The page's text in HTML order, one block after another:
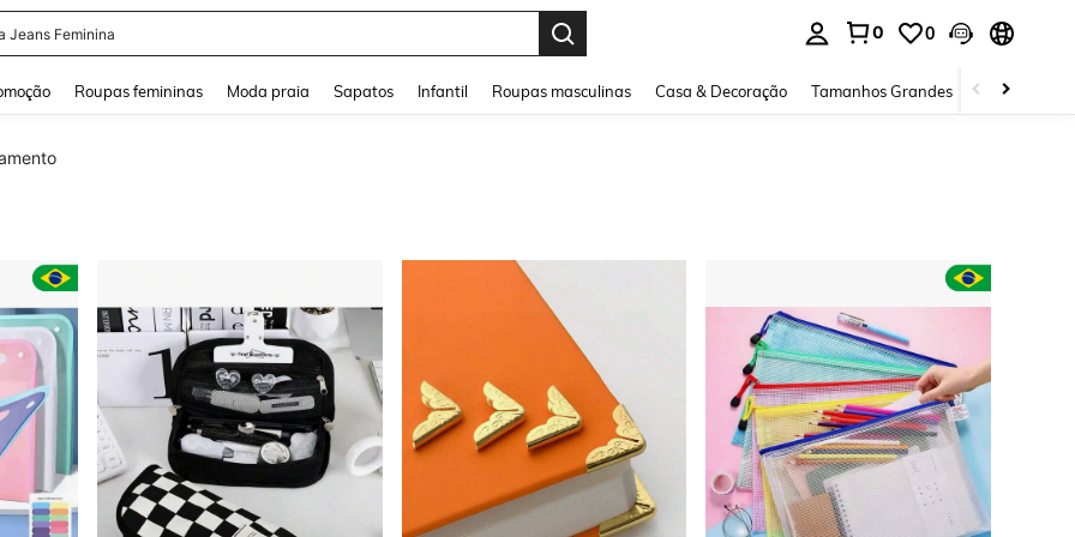
Jeans Feminina
0 0
Roupas femininas Moda praia Sapatos Infantil Roupas masculinas Casa & Decoração Tamanhos Grandes Joias e